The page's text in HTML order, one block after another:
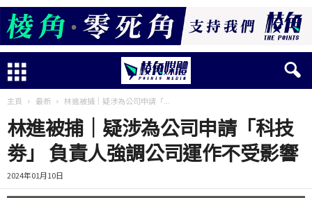
主頁 最新 林進被捕｜疑涉為公司申請「...
林進被捕｜疑涉為公司申請「科技
劵」 負責人強調公司運作不受影響
2024年01月10日